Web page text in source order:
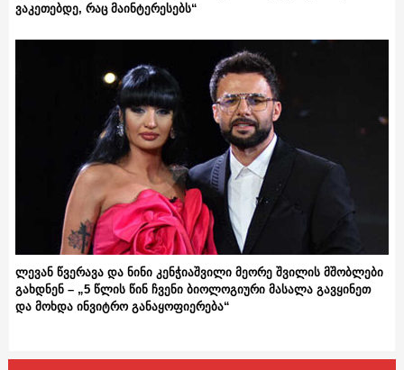
ვაკეთებდე, რაც მაინტერესებს“
ლევან წვერავა და ნინი კენჭიაშვილი მეორე შვილის მშობლები
გახდნენ – „5 წლის წინ ჩვენი ბიოლოგიური მასალა გავყინეთ
და მოხდა ინვიტრო განაყოფიერება“